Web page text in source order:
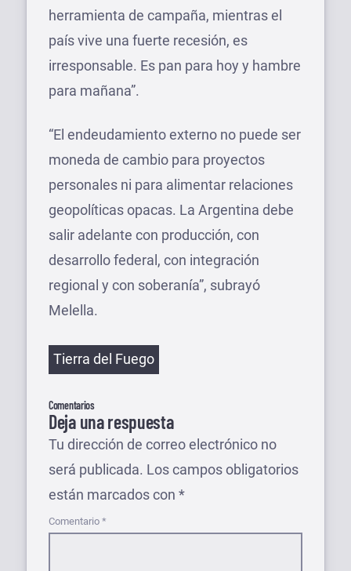
herramienta de campaña, mientras el
país vive una fuerte recesión, es
irresponsable. Es pan para hoy y hambre
para mañana”.
“El endeudamiento externo no puede ser
moneda de cambio para proyectos
personales ni para alimentar relaciones
geopolíticas opacas. La Argentina debe
salir adelante con producción, con
desarrollo federal, con integración
regional y con soberanía”, subrayó
Melella.
Etiquetas
Tierra del Fuego
Comentarios
Deja una respuesta
Tu dirección de correo electrónico no
será publicada. Los campos obligatorios
están marcados con *
Comentario *